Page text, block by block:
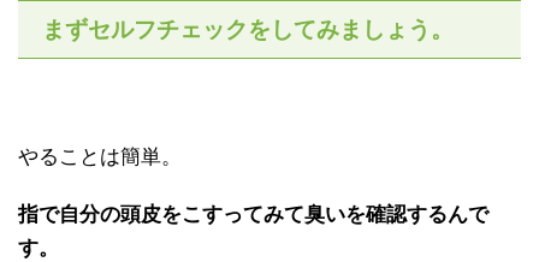
まずセルフチェックをしてみましょう。
やることは簡単。
指で自分の頭皮をこすってみて臭いを確認するんで
す。